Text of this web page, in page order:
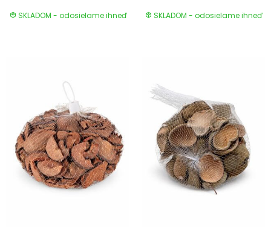
SKLADOM - odosielame ihneď SKLADOM - odosielame ihneď